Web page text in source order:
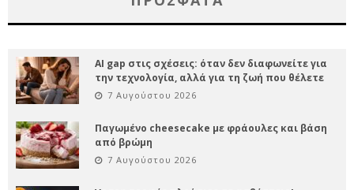
AI gap στις σχέσεις: όταν δεν διαφωνείτε για
την τεχνολογία, αλλά για τη ζωή που θέλετε
7 Αυγούστου 2026
Παγωμένο cheesecake με φράουλες και βάση
από βρώμη
7 Αυγούστου 2026